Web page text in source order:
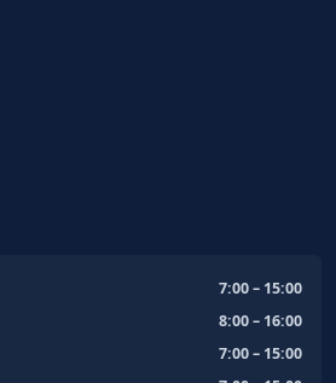
7:00 – 15:00
8:00 – 16:00
7:00 – 15:00